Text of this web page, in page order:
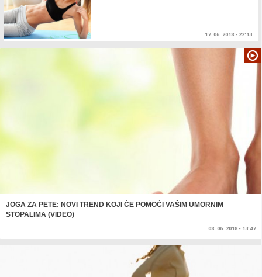
17. 06. 2018 - 22:13
JOGA ZA PETE: NOVI TREND KOJI ĆE POMOĆI VAŠIM UMORNIM
STOPALIMA (VIDEO)
08. 06. 2018 - 13:47